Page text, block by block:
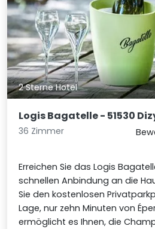
2 Sterne Hotel
Logis Bagatelle - 51530
36 Zimmer
Erreichen Sie das Logis
schnellen Anbindung an die
Sie den kostenlosen
Lage, nur zehn Minuten von
ermöglicht es Ihnen, die